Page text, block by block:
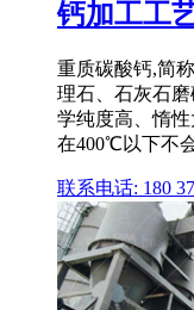
钙加工工
重质碳酸钙,简
理石、石灰石
学纯度高、惰性
在400℃以下不
联系电话: 180